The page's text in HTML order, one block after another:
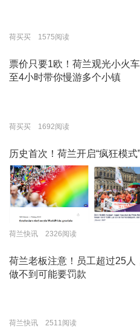
荷买买 1575阅读
票价只要1欧！荷兰观光小火
至4小时带你慢游多个小镇
荷买买 1692阅读
历史首次！荷兰开启“疯狂模
荷兰快讯 2326阅读
荷兰老板注意！员工超过25人
做不到可能要罚款
荷兰快讯 2511阅读